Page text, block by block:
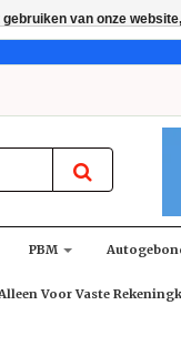
PBM
Voor Vaste
gebruiken van onze